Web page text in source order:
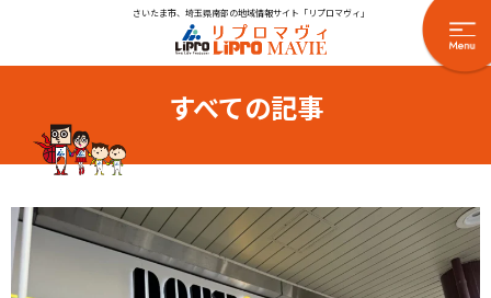
さいたま市、埼玉県南部の地域情報サイト「リプロマヴィ」
すべての記事